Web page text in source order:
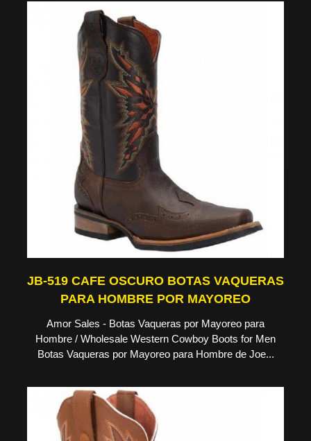
JB-519 CAFE OSCURO BOTAS VAQUERAS
PARA HOMBRE POR MAYOREO
Amor Sales - Botas Vaqueras por Mayoreo para
Hombre / Wholesale Western Cowboy Boots for Men
Botas Vaqueras por Mayoreo para Hombre de Joe...